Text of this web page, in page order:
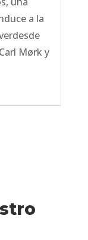
a la
Mørk y